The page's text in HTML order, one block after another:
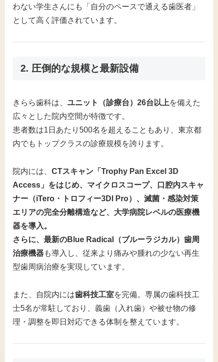
わない学生さんにも「自分のペースで通える歯医者」
として高く評価されています。
2. 圧倒的な規模と最新設備
きらら歯科は、 ユニット（診療台）26台以上を備えた
広々とした院内空間が特徴です。
患者数は1日あたり500名を超えることもあり、東京都
内でもトップクラスの診療規模を誇ります。
院内には、 CTスキャン「Trophy Pan Excel 3D
Access」をはじめ、マイクロスコープ、口腔内スキャ
ナー（iTero・トロフィー3DI Pro）、滅菌・感染対策
エリアの完全分離構造など、大学病院レベルの医療機
器を導入。
さらに、最新のBlue Radical（ブルーラジカル）歯周
治療機器も導入し、従来より痛みや腫れの少ない再生
型歯周病治療を実現しています。
また、自院内には歯科技工室を完備。専属の歯科技工
士5名が常駐しており、義歯（入れ歯）や被せ物の修
理・調整を即日対応できる体制を整えています。